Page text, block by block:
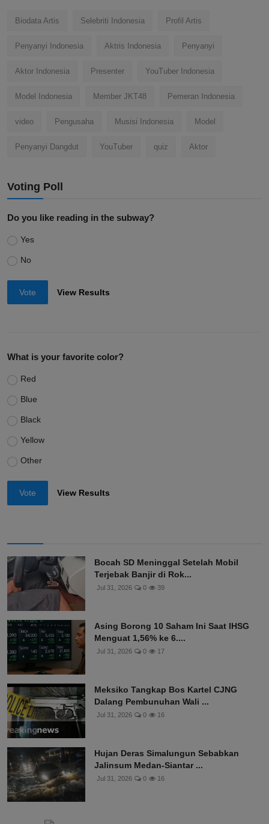
Biodata Artis Selebriti Indonesia Profil Artis
Penyanyi Indonesia Aktris Indonesia Penyanyi
Aktor Indonesia Presenter YouTuber Indonesia
Model Indonesia Member JKT48 Pemeran Indonesia
video Pengusaha Musisi Indonesia Model
Penyanyi Dangdut YouTuber quiz Aktor
Voting Poll
Do you like reading in the subway?
Yes
No
Vote View Results
What is your favorite color?
Red
Blue
Black
Yellow
Other
Vote View Results
Bocah SD Meninggal Setelah Mobil
Terjebak Banjir di Rok...
Jul 31, 2026 0 39
Asing Borong 10 Saham Ini Saat IHSG
Menguat 1,56% ke 6....
Jul 31, 2026 0 17
Meksiko Tangkap Bos Kartel CJNG
Dalang Pembunuhan Wali ...
Jul 31, 2026 0 16
Hujan Deras Simalungun Sebabkan
Jalinsum Medan-Siantar ...
Jul 31, 2026 0 16